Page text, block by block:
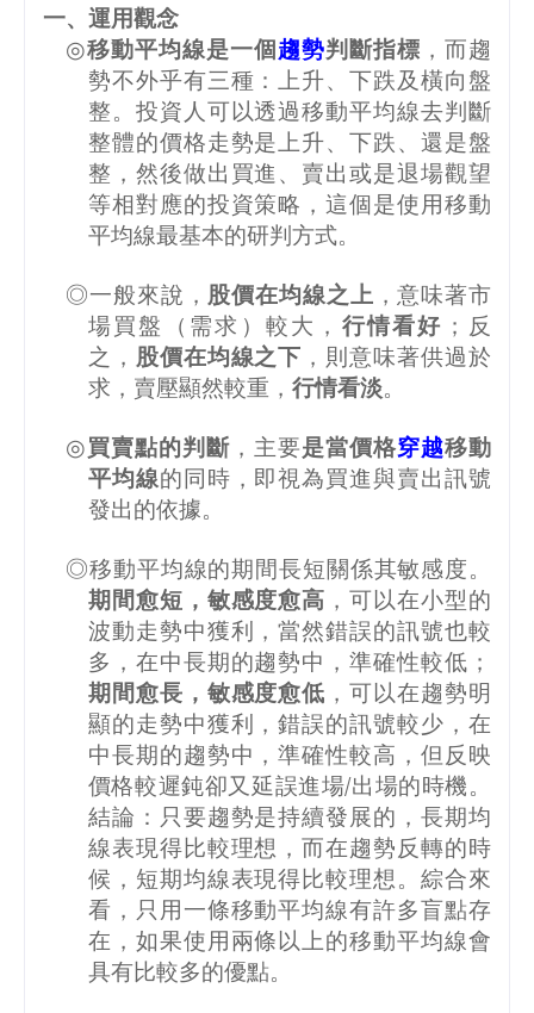
一、運用觀念
◎移動平均線是一個趨勢判斷指標 ，而趨
勢不外乎有三種：上升、下跌及橫向盤
整。投資人可以透過移動平均線去判斷
整體的價格走勢是上升、下跌、還是盤
整，然後做出買進、賣出或是退場觀望
等相對應的投資策略，這個是使用移動
平均線最基本的研判方式。
◎一般來說， 股價在均線之上 ，意味著市
場買盤（需求）較大， 行情看好 ；反
之， 股價在均線之下 ，則意味著供過於
求，賣壓顯然較重， 行情看淡。
◎買賣點的判斷 ，主要是當價格穿越移動
平均線的同時，即視為買進與賣出訊號
發出的依據。
◎移動平均線的期間長短關係其敏感度。
期間愈短，敏感度愈高 ，可以在小型的
波動走勢中獲利，當然錯誤的訊號也較
多，在中長期的趨勢中，準確性較低；
期間愈長，敏感度愈低 ，可以在趨勢明
顯的走勢中獲利，錯誤的訊號較少，在
中長期的趨勢中，準確性較高，但反映
價格較遲鈍卻又延誤進場/出場的時機。
結論：只要趨勢是持續發展的，長期均
線表現得比較理想，而在趨勢反轉的時
候，短期均線表現得比較理想。綜合來
看，只用一條移動平均線有許多盲點存
在，如果使用兩條以上的移動平均線會
具有比較多的優點。